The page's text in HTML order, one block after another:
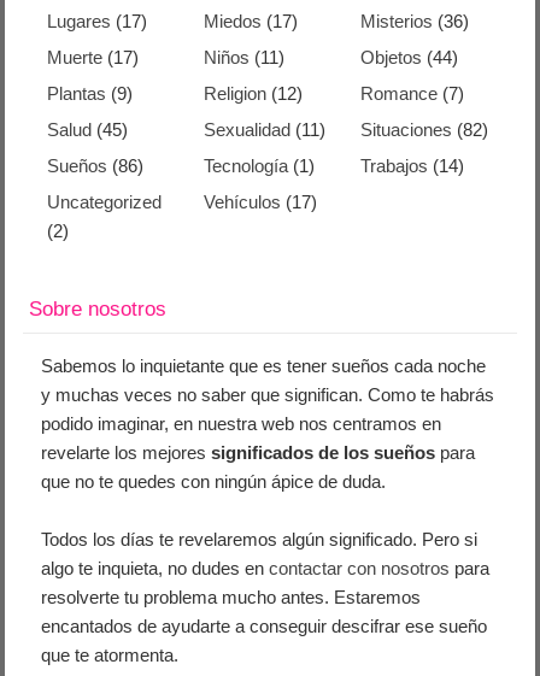
Lugares (17) Miedos (17) Misterios (36)
Muerte (17) Niños (11) Objetos (44)
Plantas (9) Religion (12) Romance(7)
Salud (45) Sexualidad (11) Situaciones (82)
Sueños (86) Tecnología (1) Trabajos (14)
Uncategorized
(2)
Vehículos (17)
Sobre nosotros
Sabemos lo inquietante que es tener sueños cada noche
y muchas veces no saber que significan. Como te habrás
podido imaginar, en nuestra web nos centramos en
revelarte los mejoressignificados de los sueños para
que no te quedes con ningún ápice de duda.
Todos los días te revelaremos algún significado. Pero si
algo te inquieta, no dudes encontactar con nosotros para
resolverte tu problema mucho antes. Estaremos
encantados de ayudarte a conseguir descifrar ese sueño
que te atormenta.